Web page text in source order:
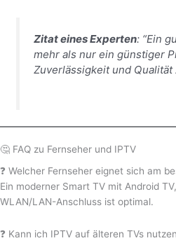
Zitat eines Experten: “Ein
mehr als nur ein günstiger
Zuverlässigkeit und Qualität
🤔 FAQ zu Fernseher und IPTV
❓ Welcher Fernseher eignet sich am
Ein moderner Smart TV mit Android
WLAN/LAN-Anschluss ist optimal.
❓ Kann ich IPTV auf älteren TVs